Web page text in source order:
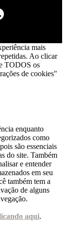
mais
Ao clicar
TODOS os
de cookies"
enquanto
como
são essenciais
do site. Também
e entender
em seu
também tem a
de alguns
aqui.